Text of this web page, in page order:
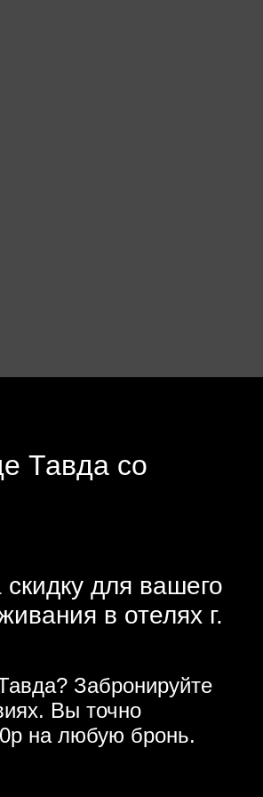
Тавда со
для вашего
в отелях г.
Забронируйте
Вы точно
на любую бронь.